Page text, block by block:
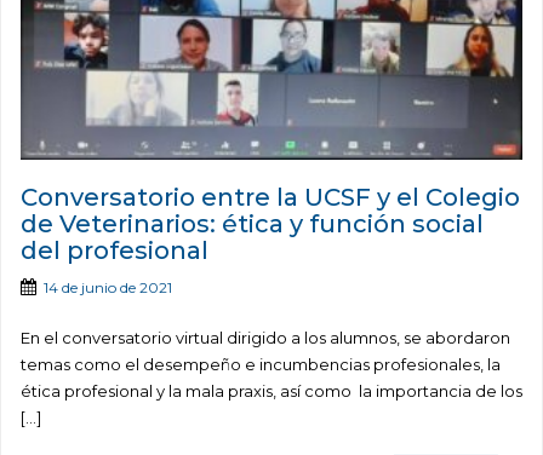
Conversatorio entre la UCSF y el Colegio
de Veterinarios: ética y función social
del profesional
14 de junio de 2021
En el conversatorio virtual dirigido a los alumnos, se abordaron
temas como el desempeño e incumbencias profesionales, la
ética profesional y la mala praxis, así como la importancia de los
[…]